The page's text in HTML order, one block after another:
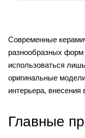
Современные
разнообразных форм
использоваться
оригинальные
интерьера, внесения
Главные